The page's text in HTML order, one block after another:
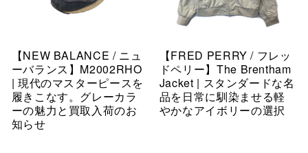
【NEW BALANCE / ニュ
ーバランス】M2002RHO
| 現代のマスターピースを
履きこなす。グレーカラ
ーの魅力と買取入荷のお
知らせ
【FRED PERRY / フレッ
ドペリー】The Brentham
Jacket | スタンダードな名
品を日常に馴染ませる軽
やかなアイボリーの選択